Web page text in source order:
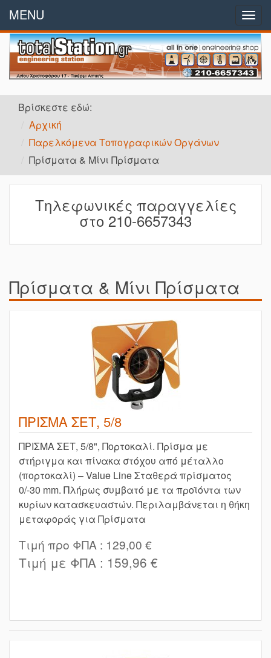
MENU
Βρίσκεστε εδώ:
Αρχική
Παρελκόμενα Τοπογραφικών Οργάνων
Πρίσματα & Μίνι Πρίσματα
Τηλεφωνικές παραγγελίες
στο 210-6657343
Πρίσματα & Μίνι Πρίσματα
ΠΡΙΣΜΑ ΣΕΤ, 5/8
ΠΡΙΣΜΑ ΣΕΤ, 5/8", Πορτοκαλί. Πρίσμα με
στήριγμα και πίνακα στόχου από μέταλλο
(πορτοκαλί) – Value Line Σταθερά πρίσματος
0/-30 mm. Πλήρως συμβατό με τα προϊόντα των
κυρίων κατασκευαστών. Περιλαμβάνεται η θήκη
μεταφοράς για Πρίσματα
Τιμή προ ΦΠΑ : 129,00 €
Τιμή με ΦΠΑ : 159,96 €
Προφίλ